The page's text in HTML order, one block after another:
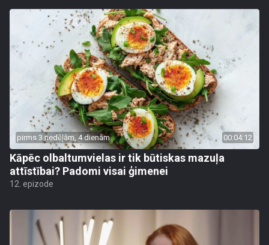
pirms 3 nedēļām, 4 dienām 00:04:12
Kāpēc olbaltumvielas ir tik būtiskas mazuļa
attīstībai? Padomi visai ģimenei
12. epizode